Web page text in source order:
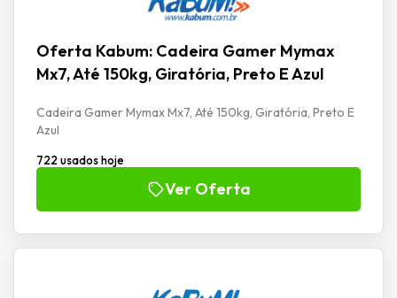
Oferta Kabum: Cadeira Gamer Mymax
Mx7, Até 150kg, Giratória, Preto E Azul
Cadeira Gamer Mymax Mx7, Até 150kg, Giratória, Preto E
Azul
722 usados hoje
Ver Oferta